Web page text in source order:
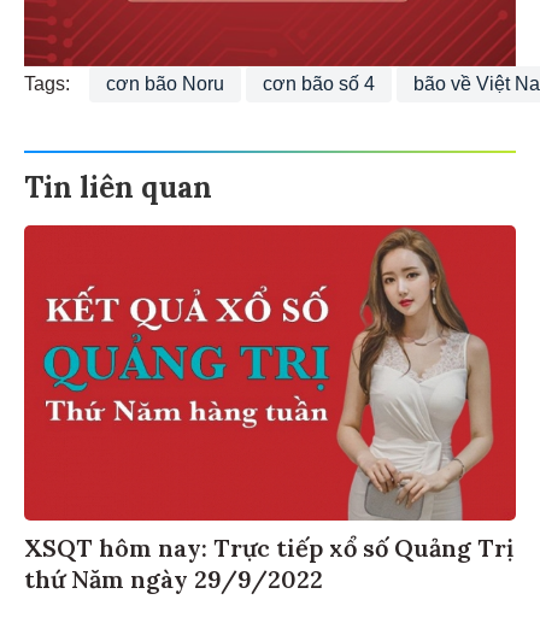
Tags: cơn bão Noru cơn bão số 4 bão về Việt
Tin liên quan
XSQT hôm nay: Trực tiếp xổ số Quảng Trị
thứ Năm ngày 29/9/2022